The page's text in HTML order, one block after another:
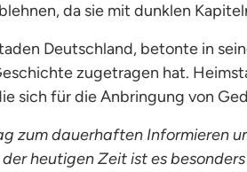
da sie mit dunklen
Deutschland, betonte in
zugetragen hat.
sich für die Anbringung von
zum dauerhaften Informieren
heutigen Zeit ist es